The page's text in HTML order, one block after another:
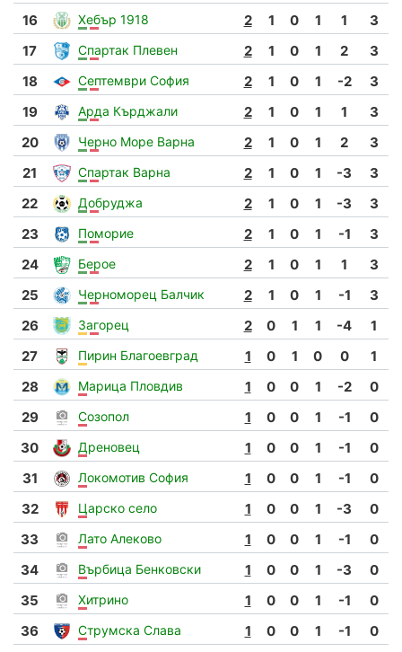
16
Хебър 1918 2 1 0 1 1
3
17
Спартак Плевен 2 1 0 1 2
3
18
Септември София 2 1 0 1 -2
3
19
Арда Кърджали 2 1 0 1 1
3
20
Черно Море Варна 2 1 0 1 2
3
21
Спартак Варна 2 1 0 1 -3
3
22
Добруджа 2 1 0 1 -3
3
23
Поморие 2 1 0 1 -1
3
24
Берое 2 1 0 1 1
3
25
Черноморец Балчик 2 1 0 1 -1
3
26
Загорец 2 0 1 1 -4
1
27
Пирин Благоевград 1 0 1 0 0
1
28
Марица Пловдив 1 0 0 1 -2
0
29
Созопол 1 0 0 1 -1
0
30
Дреновец 1 0 0 1 -1
0
31
Локомотив София 1 0 0 1 -1
0
32
Царско село 1 0 0 1 -3
0
33
Лато Алеково 1 0 0 1 -1
0
34
Върбица Бенковски 1 0 0 1 -3
0
35
Хитрино 1 0 0 1 -1
0
36
Струмска Слава 1 0 0 1 -1
0